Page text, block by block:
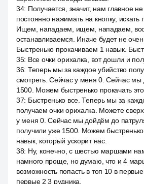
34: Получается, значит, нам главное не
постоянно нажимать на кнопку, искать
Ищем, нападаем, ищем, нападаем,
останавливаемся. Иначе будет не
Быстренько прокачиваем 1 навык.
35: Все очки орихалка, вот дошли и
36: Теперь мы за каждое убийство
смотреть. Сейчас у меня 0. Сейчас мы
1500. Можем быстренько прокачать
37: Быстренько все. Теперь мы за
получаем очки орихалка. Можете
у меня 0. Сейчас мы дойдём до
получили уже 1500. Можем быстренько
навык, который ускорит нас.
38: Ну, конечно, с шестью маршами
намного проще, но думаю, что и 4
возможность попасть в топ 10 в
первые 2 3 рудника.